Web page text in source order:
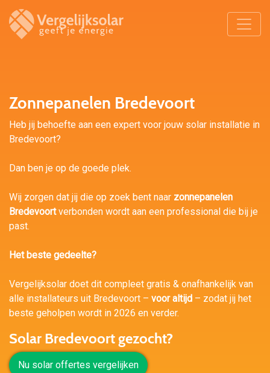
Zonnepanelen Bredevoort
Heb jij behoefte aan een expert voor jouw solar installatie in
Bredevoort?
Dan ben je op de goede plek.
Wij zorgen dat jij die op zoek bent naar zonnepanelen
Bredevoortverbonden wordt aan een professional die bij je
past.
Het beste gedeelte?
Vergelijksolar doet dit compleet gratis & onafhankelijk van
alle installateurs uit Bredevoort – voor altijd – zodat jij het
beste geholpen wordt in 2026 en verder.
Solar Bredevoort gezocht?
Nu solar offertes vergelijken